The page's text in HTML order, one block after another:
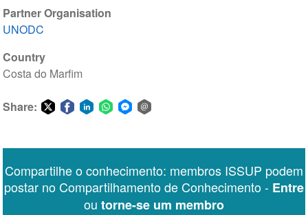
Partner Organisation
UNODC
Country
Costa do Marfim
Share:
Messenger
Compartilhe o conhecimento: membros ISSUP podem
postar no Compartilhamento de Conhecimento - Entre
ou torne-se um membro